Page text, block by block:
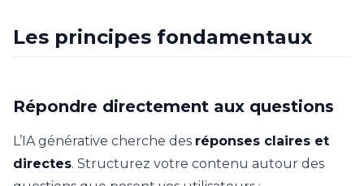
Les principes fondamentaux
Répondre directement aux questions
L’IA générative cherche des réponses claires et
directes. Structurez votre contenu autour des